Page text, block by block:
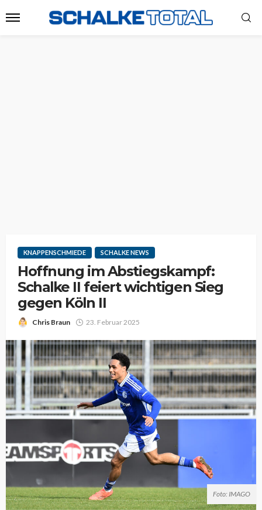
KNAPPENSCHMIEDE SCHALKE NEWS
Hoffnung im Abstiegskampf:
Schalke II feiert wichtigen Sieg
gegen Köln II
Chris Braun 23. Februar 2025
Foto: IMAGO